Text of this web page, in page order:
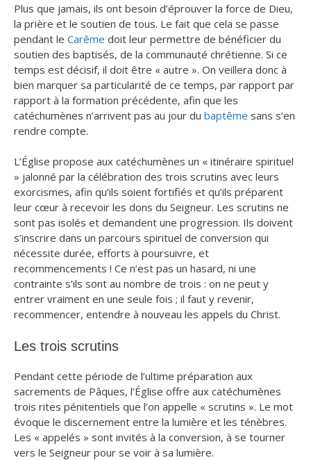
Plus que jamais, ils ont besoin d’éprouver la force de Dieu,
la prière et le soutien de tous. Le fait que cela se passe
pendant le Carême doit leur permettre de bénéficier du
soutien des baptisés, de la communauté chrétienne. Si ce
temps est décisif, il doit être « autre ». On veillera donc à
bien marquer sa particularité de ce temps, par rapport par
rapport à la formation précédente, afin que les
catéchumènes n’arrivent pas au jour du baptême sans s’en
rendre compte.
L’Église propose aux catéchumènes un « itinéraire spirituel
» jalonné par la célébration des trois scrutins avec leurs
exorcismes, afin qu’ils soient fortifiés et qu’ils préparent
leur cœur à recevoir les dons du Seigneur. Les scrutins ne
sont pas isolés et demandent une progression. Ils doivent
s’inscrire dans un parcours spirituel de conversion qui
nécessite durée, efforts à poursuivre, et
recommencements ! Ce n’est pas un hasard, ni une
contrainte s’ils sont au nombre de trois : on ne peut y
entrer vraiment en une seule fois ; il faut y revenir,
recommencer, entendre à nouveau les appels du Christ.
Les trois scrutins
Pendant cette période de l’ultime préparation aux
sacrements de Pâques, l’Église offre aux catéchumènes
trois rites pénitentiels que l’on appelle « scrutins ». Le mot
évoque le discernement entre la lumière et les ténèbres.
Les « appelés » sont invités à la conversion, à se tourner
vers le Seigneur pour se voir à sa lumière.